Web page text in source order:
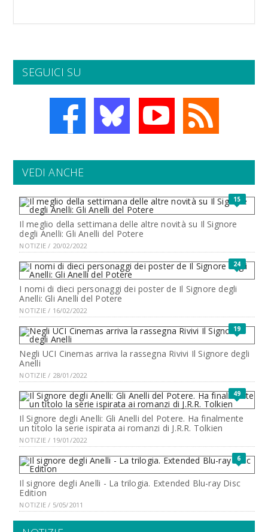
SEGUICI SU
VEDI ANCHE
15
Il meglio della settimana delle altre novità su Il Signore
degli Anelli: Gli Anelli del Potere
NOTIZIE / 20/02/2022
24
I nomi di dieci personaggi dei poster de Il Signore degli
Anelli: Gli Anelli del Potere
NOTIZIE / 16/02/2022
19
Negli UCI Cinemas arriva la rassegna Rivivi Il Signore degli
Anelli
NOTIZIE / 28/01/2022
49
Il Signore degli Anelli: Gli Anelli del Potere. Ha finalmente
un titolo la serie ispirata ai romanzi di J.R.R. Tolkien
NOTIZIE / 19/01/2022
6
Il signore degli Anelli - La trilogia. Extended Blu-ray Disc
Edition
NOTIZIE / 5/05/2011